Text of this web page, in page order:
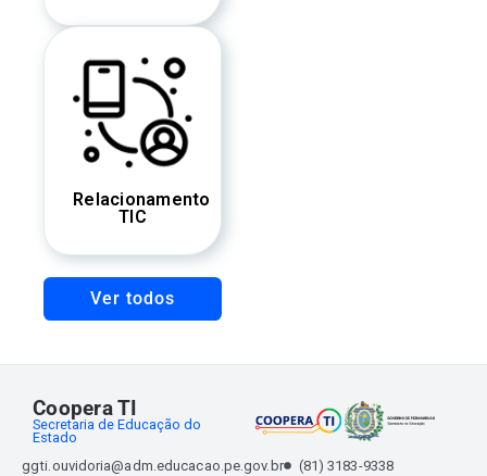
Relacionamento
TIC
Ver todos
Coopera TI
Secretaria de Educação do
Estado
ggti.ouvidoria@adm.educacao.pe.gov.br
(81) 3183-9338